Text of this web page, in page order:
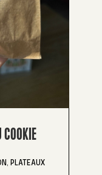
, PLATEAUX